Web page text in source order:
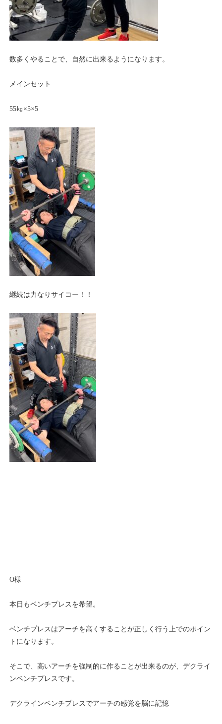
数多くやることで、自然に出来るようになります。
メインセット
55㎏×5×5
継続は力なりサイコー！！
O様
本日もベンチプレスを希望。
ベンチプレスはアーチを高くすることが正しく行う上でのポイン
トになります。
そこで、高いアーチを強制的に作ることが出来るのが、デクライ
ンベンチプレスです。
デクラインベンチプレスでアーチの感覚を脳に記憶